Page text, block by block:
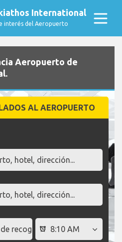
International
interés del Aeropuerto
Aeropuerto de
AL AEROPUERTO